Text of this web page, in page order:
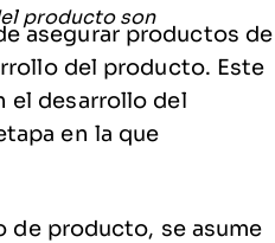
asegurar productos de
del producto. Este
el desarrollo del
en la que
de producto, se asume